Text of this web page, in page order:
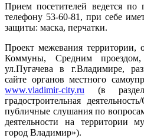
Прием посетителей ведется по
телефону 53-60-81, при себе
защиты: маска, перчатки.
Проект межевания территории,
Коммуны, Средним проездом,
ул.Пугачева в г.Владимире,
сайте органов местного
www.vladimir-city.ru (в
градостроительная
публичные слушания по
деятельности на территории
город Владимир»).